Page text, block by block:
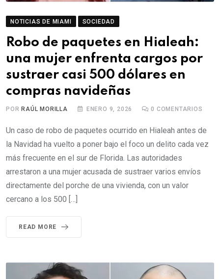
NOTICIAS DE MIAMI SOCIEDAD
Robo de paquetes en Hialeah:
una mujer enfrenta cargos por
sustraer casi 500 dólares en
compras navideñas
PORRAÚL MORILLA ENERO 9, 2026 0 COMENTARIOS
Un caso de robo de paquetes ocurrido en Hialeah antes de
la Navidad ha vuelto a poner bajo el foco un delito cada vez
más frecuente en el sur de Florida. Las autoridades
arrestaron a una mujer acusada de sustraer varios envíos
directamente del porche de una vivienda, con un valor
cercano a los 500 […]
READ MORE